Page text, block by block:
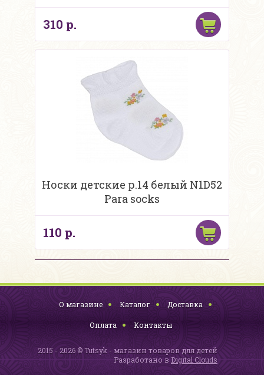
310 р.
Носки детские р.14 белый N1D52
Para socks
110 р.
О магазине Каталог Доставка
Оплата Контакты
2015 - 2026 © Tutsyk - магазин товаров для детей
Разработано в Digital Clouds